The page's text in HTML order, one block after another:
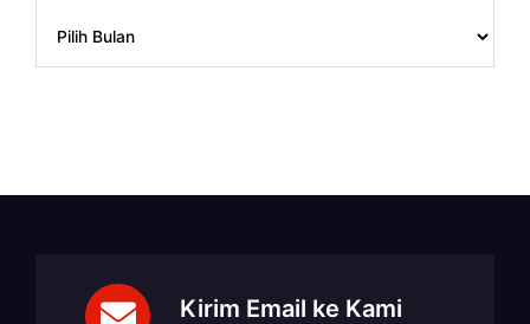
Kirim Email ke Kami